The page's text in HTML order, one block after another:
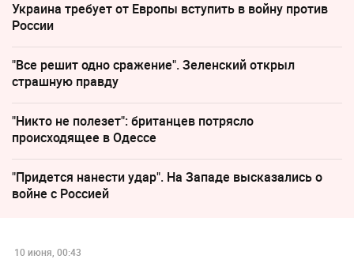
Украина требует от Европы вступить в войну против
России
"Все решит одно сражение". Зеленский открыл
страшную правду
"Никто не полезет": британцев потрясло
происходящее в Одессе
"Придется нанести удар". На Западе высказались о
войне с Россией
10 июня, 00:43